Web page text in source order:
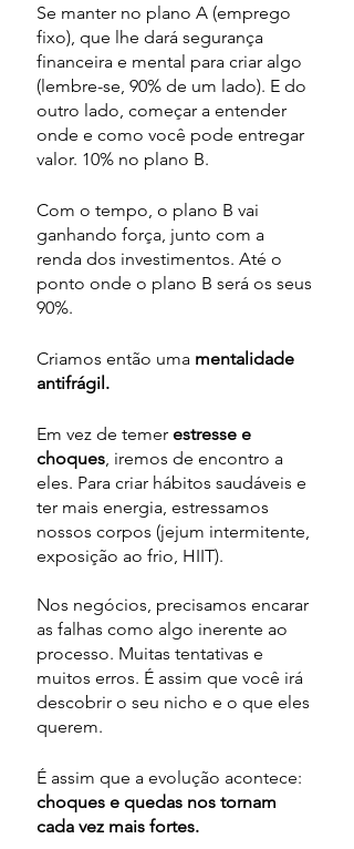
Se manter no plano A (emprego
fixo), que lhe dará segurança
financeira e mental para criar algo
(lembre-se, 90% de um lado). E do
outro lado, começar a entender
onde e como você pode entregar
valor. 10% no plano B.
Com o tempo, o plano B vai
ganhando força, junto com a
renda dos investimentos. Até o
ponto onde o plano B será os seus
90%.
Criamos então uma mentalidade
antifrágil.
Em vez de temer estresse e
choques, iremos de encontro a
eles. Para criar hábitos saudáveis e
ter mais energia, estressamos
nossos corpos (jejum intermitente,
exposição ao frio, HIIT).
Nos negócios, precisamos encarar
as falhas como algo inerente ao
processo. Muitas tentativas e
muitos erros. É assim que você irá
descobrir o seu nicho e o que eles
querem.
É assim que a evolução acontece:
choques e quedas nos tornam
cada vez mais fortes.